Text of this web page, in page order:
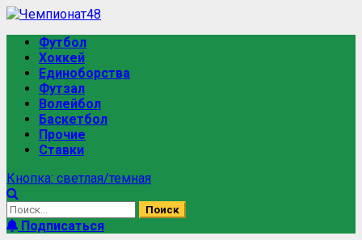
Футбол
Хоккей
Единоборства
Футзал
Волейбол
Баскетбол
Прочие
Ставки
Кнопка: светлая/темная
Подписаться